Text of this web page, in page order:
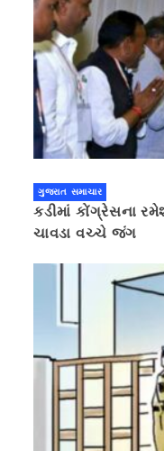
ગુજરાત સમાચાર
કડીમાં કોંગ્રેસના
ચાવડા વચ્ચે જંગ